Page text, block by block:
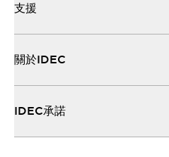
支援
關於IDEC
IDEC承諾